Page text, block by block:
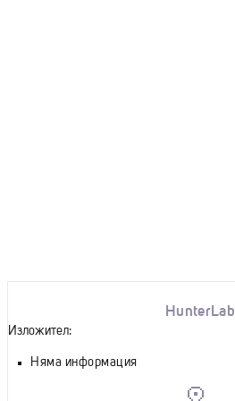
HunterLab
Изложител:
Няма информация